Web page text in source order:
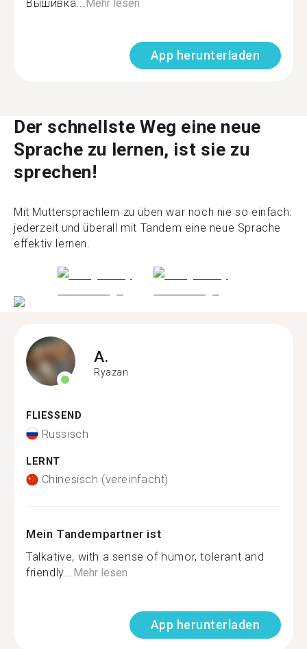
Вышивка... Mehr lesen
App herunterladen
Der schnellste Weg eine neue
Sprache zu lernen, ist sie zu
sprechen!
Mit Muttersprachlern zu üben war noch nie so einfach:
jederzeit und überall mit Tandem eine neue Sprache
effektiv lernen.
A.
Ryazan
FLIESSEND
Russisch
LERNT
Chinesisch (vereinfacht)
Mein Tandempartner ist
Talkative, with a sense of humor, tolerant and
friendly...Mehr lesen
App herunterladen